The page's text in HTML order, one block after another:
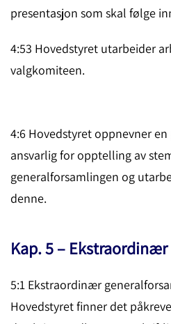
presentasjon som skal følge
4:53 Hovedstyret utarbeider
valgkomiteen.
4:6 Hovedstyret oppnevner
ansvarlig for opptelling av
generalforsamlingen og
denne.
Kap. 5 –
5:1 Ekstraordinær
Hoved­styret finner det